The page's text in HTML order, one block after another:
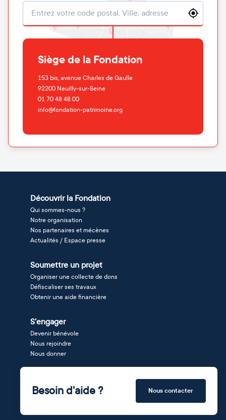
Localisation
Siège de la Fondation
153 bis, avenue Charles de Gaulle
92200 Neuilly-sur-Seine
01 70 48 48 00
info@fondation-patrimoine.org
Découvrir la Fondation
Qui sommes-nous ?
Notre organisation
Nos partenaires et mécènes
Actualités / Espace presse
Soumettre un projet
Organiser une collecte de dons
Défiscaliser ses travaux
Obtenir une aide financière
S'engager
Devenir bénévole
Nous rejoindre
Nous donner
Besoin d'aide ? Nous contacter